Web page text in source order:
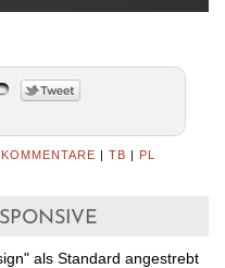
KOMMENTARE | TB | PL
als Standard angestrebt